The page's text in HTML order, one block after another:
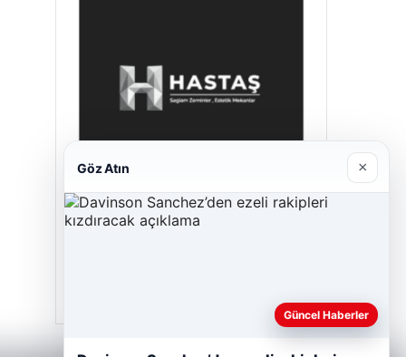
Hastaş Beton
Göz Atın ×
Güncel Haberler